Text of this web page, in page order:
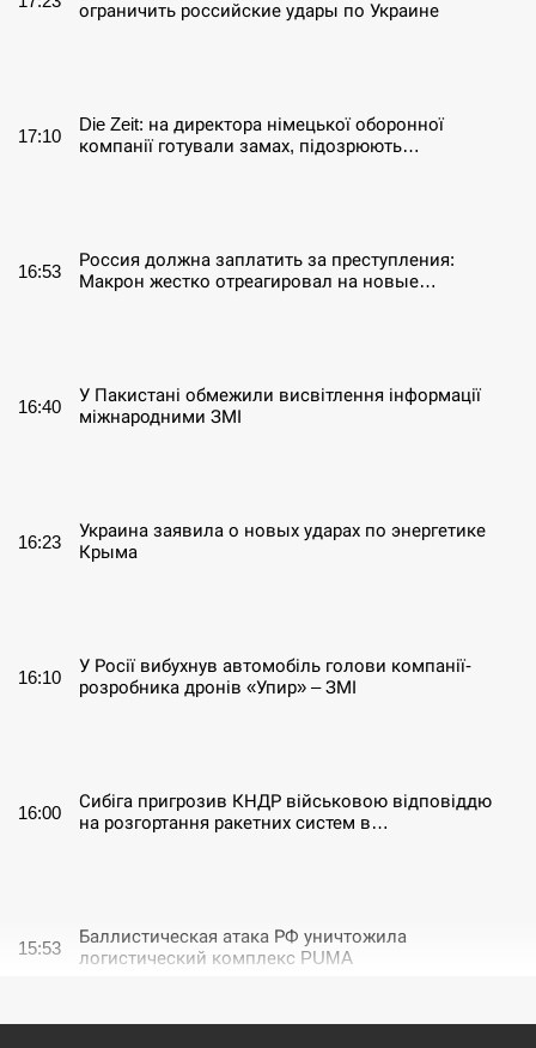
ограничить российские удары по Украине
17:10
Die Zeit: на директора німецької оборонної
компанії готували замах, підозрюють…
16:53
Россия должна заплатить за преступления:
Макрон жестко отреагировал на новые…
16:40
У Пакистані обмежили висвітлення інформації
міжнародними ЗМІ
16:23
Украина заявила о новых ударах по энергетике
Крыма
16:10
У Росії вибухнув автомобіль голови компанії-
розробника дронів «Упир» – ЗМІ
16:00
Сибіга пригрозив КНДР військовою відповіддю
на розгортання ракетних систем в…
15:53
Баллистическая атака РФ уничтожила
логистический комплекс PUMA